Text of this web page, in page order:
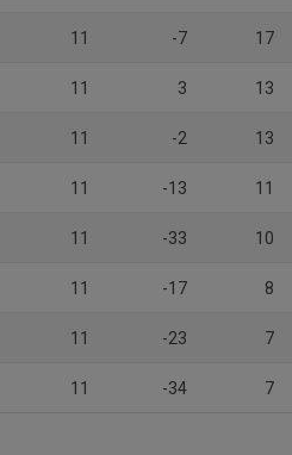
11 -7 17
11 3 13
11 -2 13
11 -13 11
11 -33 10
11 -17 8
11 -23 7
11 -34 7